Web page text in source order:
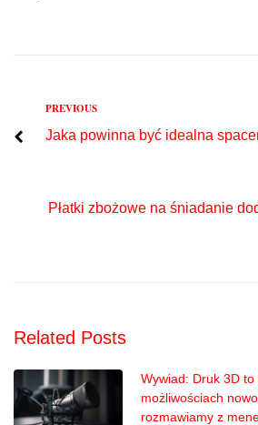
Nawigacja
wpisu
Previous
PREVIOUS
Jaka powinna być idealna
Płatki zbożowe na śniadanie
Related Posts
Wywiad: Druk 3D
możliwościach
rozmawiamy z